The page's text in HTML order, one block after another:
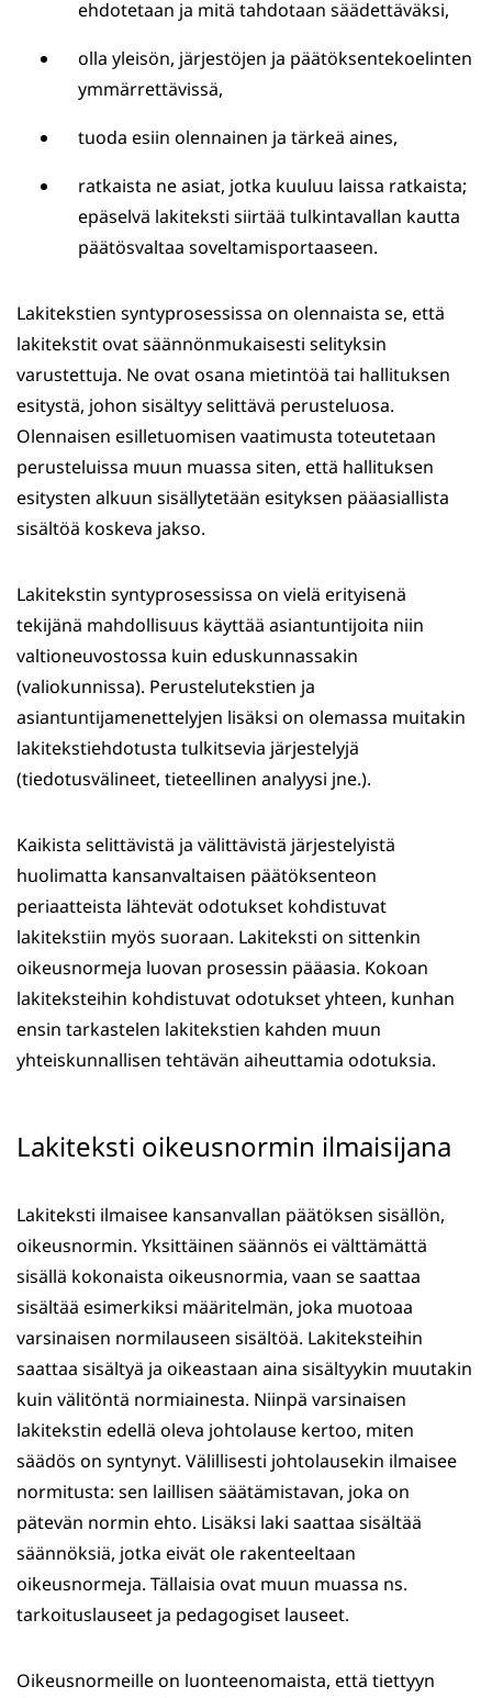
ehdotetaan ja mitä tahdotaan säädettäväksi,
olla yleisön, järjestöjen ja päätöksentekoelinten
ymmärrettävissä,
tuoda esiin olennainen ja tärkeä aines,
ratkaista ne asiat, jotka kuuluu laissa ratkaista;
epäselvä lakiteksti siirtää tulkintavallan kautta
päätösvaltaa soveltamisportaaseen.
Lakitekstien syntyprosessissa on olennaista se, että
lakitekstit ovat säännönmukaisesti selityksin
varustettuja. Ne ovat osana mietintöä tai hallituksen
esitystä, johon sisältyy selittävä perusteluosa.
Olennaisen esilletuomisen vaatimusta toteutetaan
perusteluissa muun muassa siten, että hallituksen
esitysten alkuun sisällytetään esityksen pääasiallista
sisältöä koskeva jakso.
Lakitekstin syntyprosessissa on vielä erityisenä
tekijänä mahdollisuus käyttää asiantuntijoita niin
valtioneuvostossa kuin eduskunnassakin
(valiokunnissa). Perustelutekstien ja
asiantuntijamenettelyjen lisäksi on olemassa muitakin
lakitekstiehdotusta tulkitsevia järjestelyjä
(tiedotusvälineet, tieteellinen analyysi jne.).
Kaikista selittävistä ja välittävistä järjestelyistä
huolimatta kansanvaltaisen päätöksenteon
periaatteista lähtevät odotukset kohdistuvat
lakitekstiin myös suoraan. Lakiteksti on sittenkin
oikeusnormeja luovan prosessin pääasia. Kokoan
lakiteksteihin kohdistuvat odotukset yhteen, kunhan
ensin tarkastelen lakitekstien kahden muun
yhteiskunnallisen tehtävän aiheuttamia odotuksia.
Lakiteksti oikeusnormin ilmaisijana
Lakiteksti ilmaisee kansanvallan päätöksen sisällön,
oikeusnormin. Yksittäinen säännös ei välttämättä
sisällä kokonaista oikeusnormia, vaan se saattaa
sisältää esimerkiksi määritelmän, joka muotoaa
varsinaisen normilauseen sisältöä. Lakiteksteihin
saattaa sisältyä ja oikeastaan aina sisältyykin muutakin
kuin välitöntä normiainesta. Niinpä varsinaisen
lakitekstin edellä oleva johtolause kertoo, miten
säädös on syntynyt. Välillisesti johtolausekin ilmaisee
normitusta: sen laillisen säätämistavan, joka on
pätevän normin ehto. Lisäksi laki saattaa sisältää
säännöksiä, jotka eivät ole rakenteeltaan
oikeusnormeja. Tällaisia ovat muun muassa ns.
tarkoituslauseet ja pedagogiset lauseet.
Oikeusnormeille on luonteenomaista, että tiettyyn